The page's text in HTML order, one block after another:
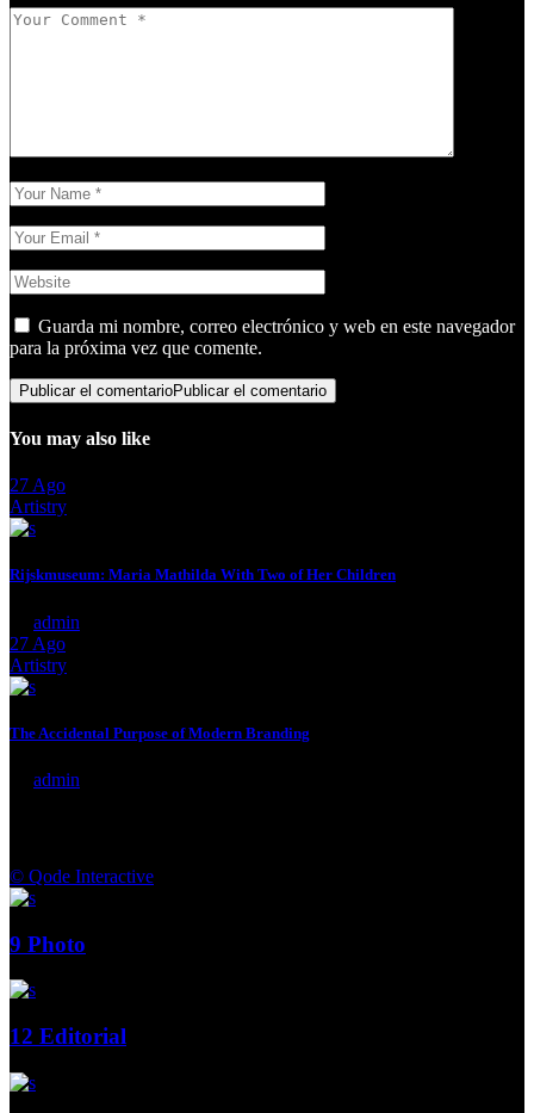
Guarda mi nombre, correo electrónico y web en este navegador
para la próxima vez que comente.
Publicar el comentarioPublicar el comentario
You may also like
27 Ago
Artistry
Rijskmuseum: Maria Mathilda With Two of Her Children
admin
27 Ago
Artistry
The Accidental Purpose of Modern Branding
admin
© Qode Interactive
9 Photo
12 Editorial